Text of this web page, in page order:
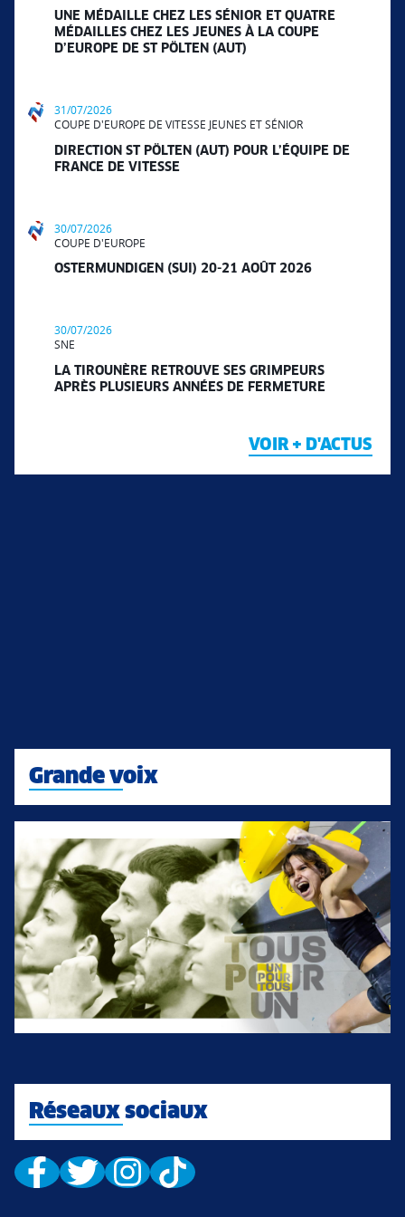
UNE MÉDAILLE CHEZ LES SÉNIOR ET QUATRE
MÉDAILLES CHEZ LES JEUNES À LA COUPE
D’EUROPE DE ST PÖLTEN (AUT)
31/07/2026
COUPE D'EUROPE DE VITESSE JEUNES ET SÉNIOR
DIRECTION ST PÖLTEN (AUT) POUR L’ÉQUIPE DE
FRANCE DE VITESSE
30/07/2026
COUPE D'EUROPE
OSTERMUNDIGEN (SUI) 20-21 AOÛT 2026
30/07/2026
SNE
LA TIROUNÈRE RETROUVE SES GRIMPEURS
APRÈS PLUSIEURS ANNÉES DE FERMETURE
VOIR + D'ACTUS
Grande voix
Réseaux sociaux